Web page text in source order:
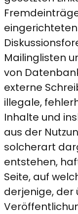
Mailinglisten
von
externe
illegale,
Inhalte und
aus der
solcherart
entstehen,
Seite, auf
derjenige, der